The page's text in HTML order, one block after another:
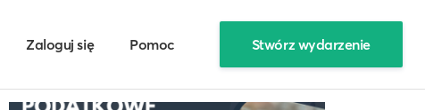
Zaloguj się Pomoc Stwórz wydarzenie